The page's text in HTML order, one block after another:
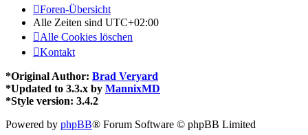
Foren-Übersicht
Alle Zeiten sind UTC+02:00
Alle Cookies löschen
Kontakt
*Original Author: Brad Veryard
*Updated to 3.3.x by MannixMD
*Style version: 3.4.2
Powered by phpBB® Forum Software © phpBB Limited